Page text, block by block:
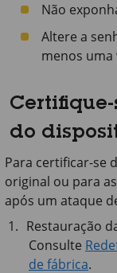
Não
Altere a
menos uma
do
Para certificar-se
original ou para
após um ataque
Restauração
Consulte
de fábrica.